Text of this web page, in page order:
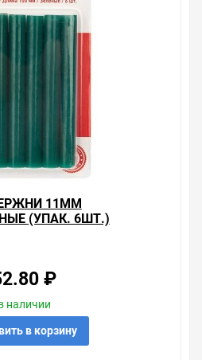
диаметром 11мм
что вы найдете на нашем
потратив на это минимум
отвечает требованиям
с проверенными
товар от давно
брендов.
город – несколько
выбрать наиболее
пункте выдачи, или заказать
двери. Закажите выгодную
а не покупать то,
нашем ассортименте. Если он
осуществляется в
Российской Федерации «О
11ММ
(УПАК. 6ШТ.)
₽
наличии
в корзину